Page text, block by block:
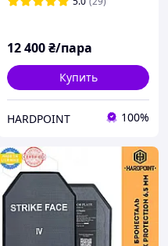
12 400₴/пара
Купить
HARDPOINT 100%